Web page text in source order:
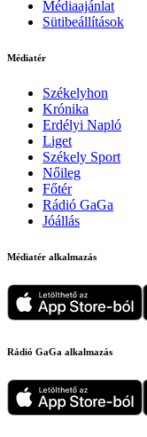
Médiaajánlat
Sütibeállítások
Médiatér
Székelyhon
Krónika
Erdélyi Napló
Liget
Székely Sport
Nőileg
Főtér
Rádió GaGa
Jóállás
Médiatér alkalmazás
Rádió GaGa alkalmazás